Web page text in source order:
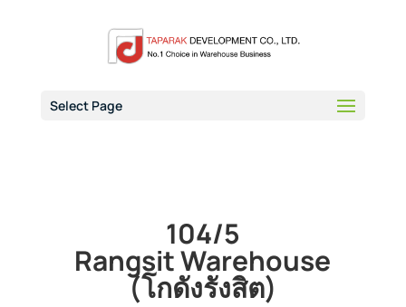
Select Page
104/5
Rangsit Warehouse
(โกดังรังสิต)